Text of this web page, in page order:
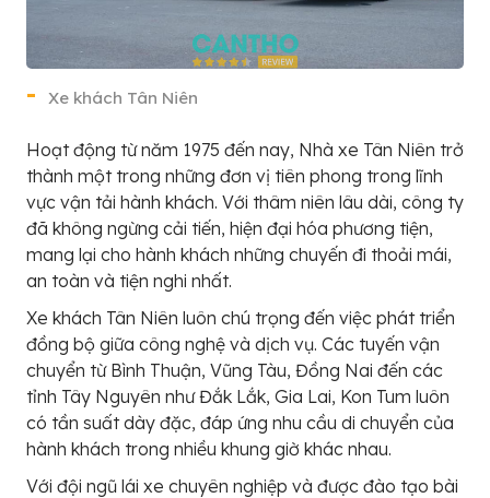
Xe khách Tân Niên
Hoạt động từ năm 1975 đến nay, Nhà xe Tân Niên trở
thành một trong những đơn vị tiên phong trong lĩnh
vực vận tải hành khách. Với thâm niên lâu dài, công ty
đã không ngừng cải tiến, hiện đại hóa phương tiện,
mang lại cho hành khách những chuyến đi thoải mái,
an toàn và tiện nghi nhất.
Xe khách Tân Niên luôn chú trọng đến việc phát triển
đồng bộ giữa công nghệ và dịch vụ. Các tuyến vận
chuyển từ Bình Thuận, Vũng Tàu, Đồng Nai đến các
tỉnh Tây Nguyên như Đắk Lắk, Gia Lai, Kon Tum luôn
có tần suất dày đặc, đáp ứng nhu cầu di chuyển của
hành khách trong nhiều khung giờ khác nhau.
Với đội ngũ lái xe chuyên nghiệp và được đào tạo bài